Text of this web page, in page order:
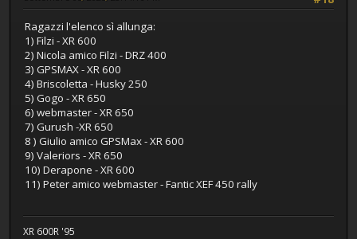
Ragazzi l'elenco sì allunga:
1) Filzi - XR 600
2) Nicola amico Filzi - DRZ 400
3) GPSMAX - XR 600
4) Briscoletta - Husky 250
5) Gogo - XR 650
6) webmaster - XR 650
7) Gurush -XR 650
8 ) Giulio amico GPSMax - XR 600
9) Valeriors - XR 650
10) Derapone - XR 600
11) Peter amico webmaster - Fantic XEF 450 rally
XR 600R '95